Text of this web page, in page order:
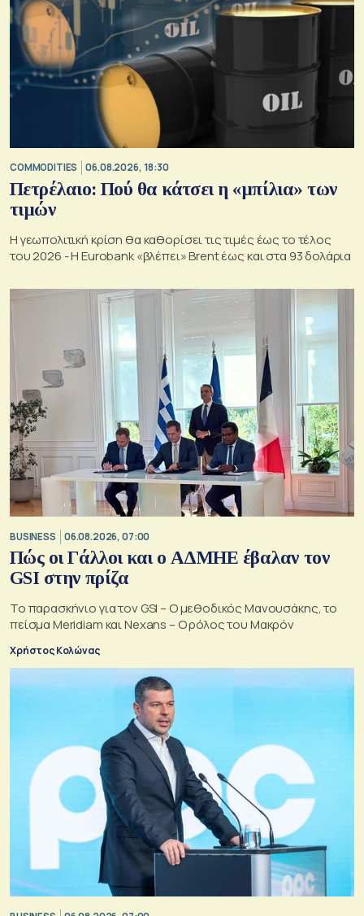
COMMODITIES 06.08.2026, 18:30
Πετρέλαιο: Πού θα κάτσει η «μπίλια» των
τιμών
Η γεωπολιτική κρίση θα καθορίσει τις τιμές έως το τέλος
του 2026 - Η Eurobank «βλέπει» Brent έως και στα 93 δολάρια
BUSINESS 06.08.2026, 07:00
Πώς οι Γάλλοι και ο ΑΔΜΗΕ έβαλαν τον
GSI στην πρίζα
Το παρασκήνιο για τον GSI – Ο μεθοδικός Μανουσάκης, το
πείσμα Meridiam και Nexans – Ο ρόλος του Μακρόν
Χρήστος Κολώνας